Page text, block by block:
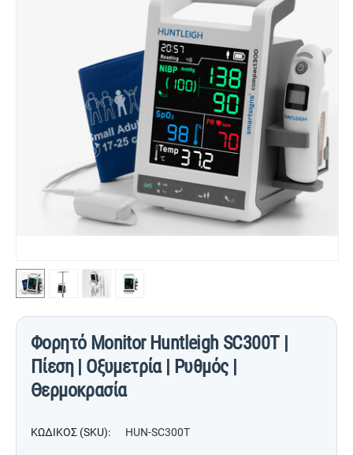
Φορητό Monitor Huntleigh SC300T |
Πίεση | Οξυμετρία | Ρυθμός |
Θερμοκρασία
ΚΩΔΙΚΟΣ (SKU): HUN-SC300T